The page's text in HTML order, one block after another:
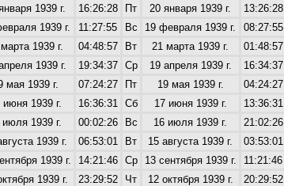
1939 г. 16:26:28 Пт 20 января 1939 г.
13:26:28
1939 г. 11:27:55 Вс 19 февраля 1939 г.
08:27:55
1939 г. 04:48:57 Вт 21 марта 1939 г.
01:48:57
1939 г. 19:34:37 Ср 19 апреля 1939 г.
16:34:37
мая 1939 г. 07:24:27 Пт 19 мая 1939 г.
04:24:27
июня 1939 г. 16:36:31 Сб 17 июня 1939 г.
13:36:31
июля 1939 г. 00:02:26 Вс 16 июля 1939 г.
21:02:26
1939 г. 06:53:01 Вт 15 августа 1939 г.
03:53:01
1939 г. 14:21:46 Ср 13 сентября 1939 г.
11:21:46
1939 г. 23:29:52 Чт 12 октября 1939 г.
20:29:52